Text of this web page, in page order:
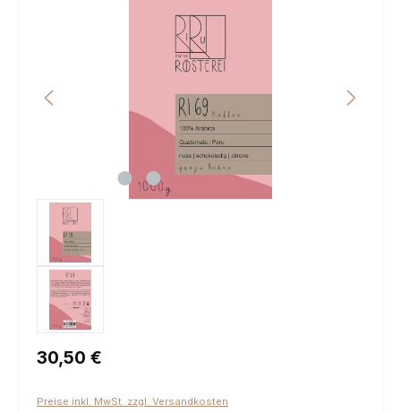
Regulärer Preis:
30,50 €
Preise inkl. MwSt. zzgl. Versandkosten